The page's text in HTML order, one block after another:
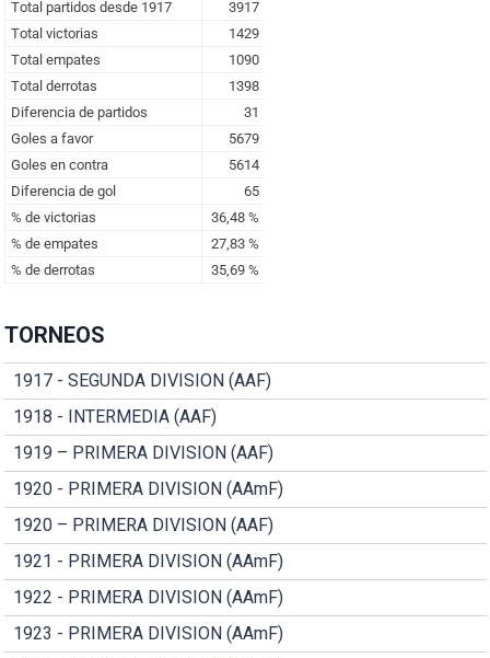
TORNEOS
1917 - SEGUNDA DIVISION (AAF)
1918 - INTERMEDIA (AAF)
1919 – PRIMERA DIVISION (AAF)
1920 - PRIMERA DIVISION (AAmF)
1920 – PRIMERA DIVISION (AAF)
1921 - PRIMERA DIVISION (AAmF)
1922 - PRIMERA DIVISION (AAmF)
1923 - PRIMERA DIVISION (AAmF)